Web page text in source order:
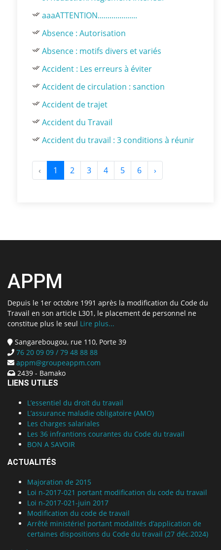
aaaATTENTION....................
Absence : Autorisation
Absence : motifs divers et variés
Accident : Les erreurs à éviter
Accident de circulation : sanction
Accident de trajet
Accident du Travail
Accident du travail : 3 conditions à réunir
‹ 1 2 3 4 5 6 ›
APPM
Depuis le 1er octobre 1991 après la modification du Code du
Travail en son article L301, le placement de personnel ne
constitue plus le seul Lire plus...
Sangarebougou, rue 110, Porte 39
76 20 09 09 / 79 48 88 88
appm@groupeappm.com
2439 - Bamako
LIENS UTILES
L’essentiel du droit du travail
L’assurance maladie obligatoire (AMO)
Les charges salariales
Les 36 infrantions courantes du Code du travail
BON A SAVOIR
ACTUALITÉS
Majoration de 2015
Loi n-2017-021 portant modification du code du travail
Loi n-2017-021-juin 2017
Modification du code de travail
Arrêté ministériel portant modalités d’application de
certaines dispositions du Code du travail (27 déc.2024)